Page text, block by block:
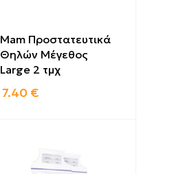
Mam Προστατευτικά
Θηλών Μέγεθος
Large 2 τμχ
7.40 €